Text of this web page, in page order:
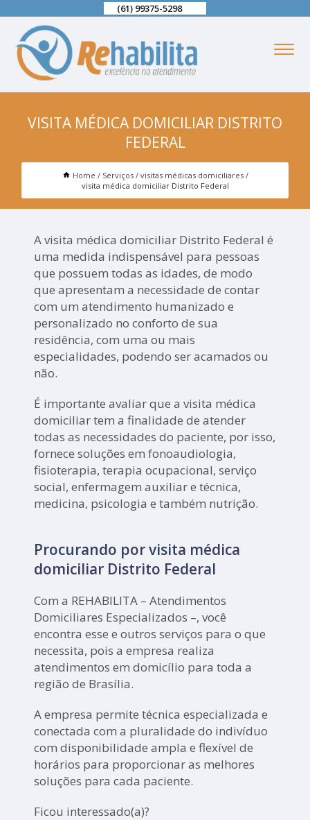
(61) 99375-5298
VISITA MÉDICA DOMICILIAR DISTRITO
FEDERAL
Home Serviços
visitas médicas domiciliares
visita médica domiciliar Distrito Federal
A visita médica domiciliar Distrito Federal é
uma medida indispensável para pessoas
que possuem todas as idades, de modo
que apresentam a necessidade de contar
com um atendimento humanizado e
personalizado no conforto de sua
residência, com uma ou mais
especialidades, podendo ser acamados ou
não.
É importante avaliar que a visita médica
domiciliar tem a finalidade de atender
todas as necessidades do paciente, por isso,
fornece soluções em fonoaudiologia,
fisioterapia, terapia ocupacional, serviço
social, enfermagem auxiliar e técnica,
medicina, psicologia e também nutrição.
Procurando por visita médica
domiciliar Distrito Federal
Com a REHABILITA – Atendimentos
Domiciliares Especializados –, você
encontra esse e outros serviços para o que
necessita, pois a empresa realiza
atendimentos em domicílio para toda a
região de Brasília.
A empresa permite técnica especializada e
conectada com a pluralidade do indivíduo
com disponibilidade ampla e flexível de
horários para proporcionar as melhores
soluções para cada paciente.
Ficou interessado(a)?